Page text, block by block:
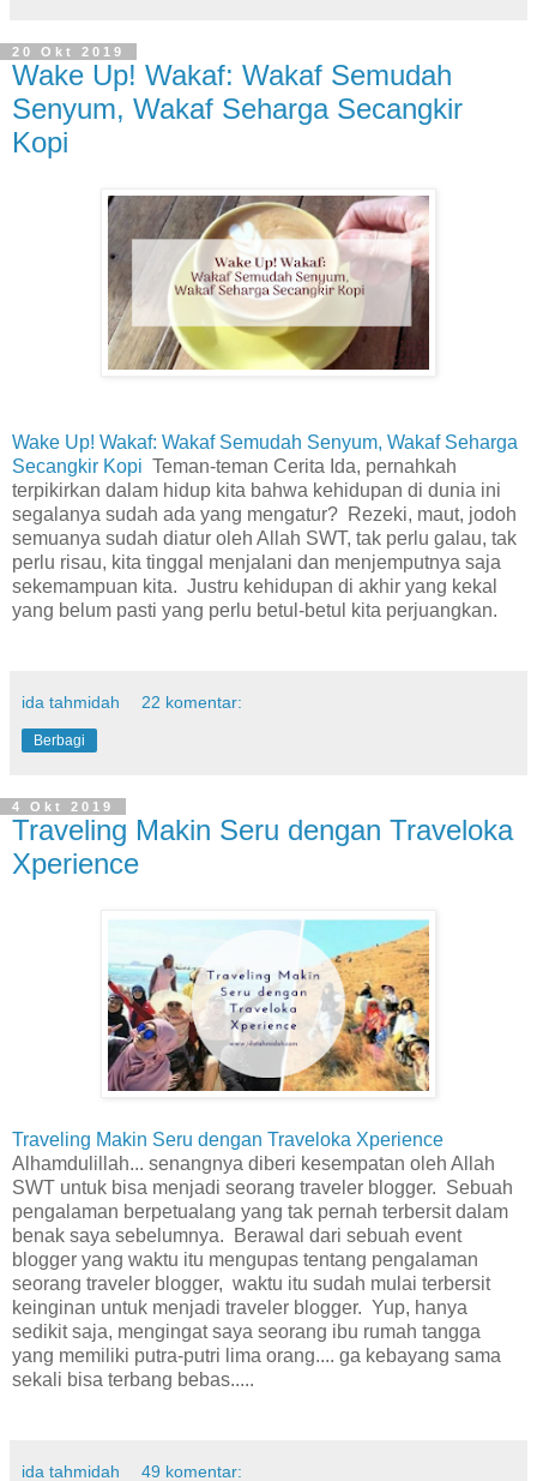
20 Okt 2019
Wake Up! Wakaf: Wakaf Semudah
Senyum, Wakaf Seharga Secangkir
Kopi
Wake Up! Wakaf: Wakaf Semudah Senyum, Wakaf Seharga
Secangkir Kopi Teman-teman Cerita Ida, pernahkah
terpikirkan dalam hidup kita bahwa kehidupan di dunia ini
segalanya sudah ada yang mengatur? Rezeki, maut, jodoh
semuanya sudah diatur oleh Allah SWT, tak perlu galau, tak
perlu risau, kita tinggal menjalani dan menjemputnya saja
sekemampuan kita. Justru kehidupan di akhir yang kekal
yang belum pasti yang perlu betul-betul kita perjuangkan.
ida tahmidah 22 komentar:
Berbagi
4 Okt 2019
Traveling Makin Seru dengan Traveloka
Xperience
Traveling Makin Seru dengan Traveloka Xperience
Alhamdulillah... senangnya diberi kesempatan oleh Allah
SWT untuk bisa menjadi seorang traveler blogger. Sebuah
pengalaman berpetualang yang tak pernah terbersit dalam
benak saya sebelumnya. Berawal dari sebuah event
blogger yang waktu itu mengupas tentang pengalaman
seorang traveler blogger, waktu itu sudah mulai terbersit
keinginan untuk menjadi traveler blogger. Yup, hanya
sedikit saja, mengingat saya seorang ibu rumah tangga
yang memiliki putra-putri lima orang.... ga kebayang sama
sekali bisa terbang bebas.....
ida tahmidah 49 komentar: